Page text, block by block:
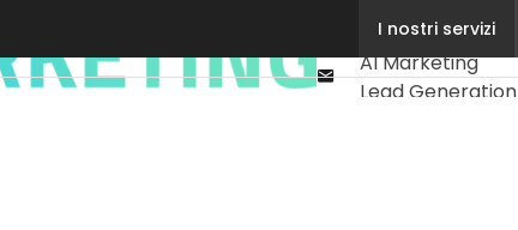
I nostri servizi
Youtube-
play
Email
Ultimi articoli
AI Marketing
Lead Generation